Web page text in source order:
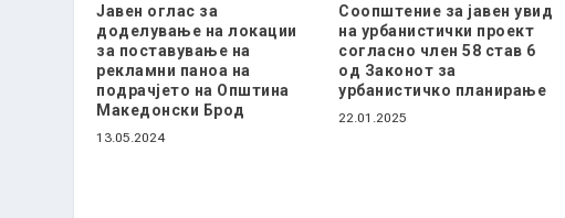
Јавен оглас за
доделување на локации
за поставување на
рекламни паноа на
подрачјето на Општина
Македонски Брод
13.05.2024
Соопштение за јавен увид
на урбанистички проект
согласно член 58 став 6
од Законот за
урбанистичко планирање
22.01.2025